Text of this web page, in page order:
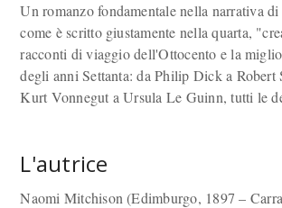
Un romanzo fondamentale nella narrativa di
come è scritto giustamente nella quarta,
racconti di viaggio dell'Ottocento e la
degli anni Settanta: da Philip Dick a Robert
Kurt Vonnegut a Ursula Le Guinn, tutti le
L'autrice
Naomi Mitchison (Edimburgo, 1897 –